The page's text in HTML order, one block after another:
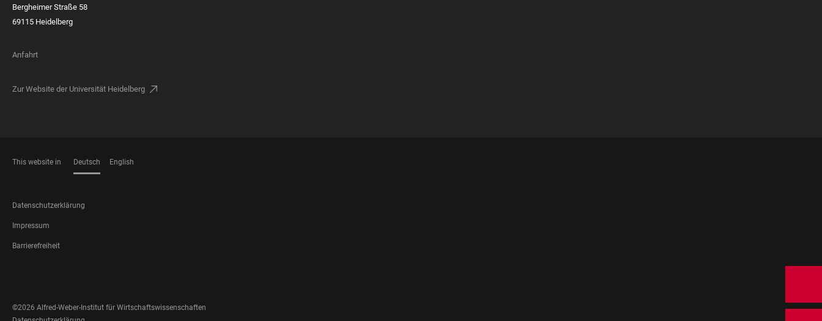
Bergheimer Straße 58
69115 Heidelberg
Anfahrt
Zur Website der Universität Heidelberg
This website in Deutsch English
FOOTER
LEGAL
Datenschutzerklärung
Impressum
Barrierefreiheit
MEDIA
©2026 Alfred-Weber-Institut für Wirtschaftswissenschaften